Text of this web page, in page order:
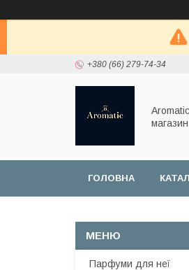
+380 (66) 279-74-34
ГОЛОВНА
Парфуми для неї